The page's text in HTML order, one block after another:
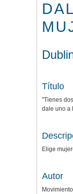
Título
"Tienes
dale uno a
Elige
Autor